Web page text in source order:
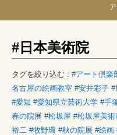
#日本美術院
タグを絞り込む : #アート倶楽
名古屋の絵画教室 #安井彩子 #
#愛知 #愛知県立芸術大学 #手
春の院展 #松坂屋 #松坂屋美術
裕二 #牧野環 #秋の院展 #絵画